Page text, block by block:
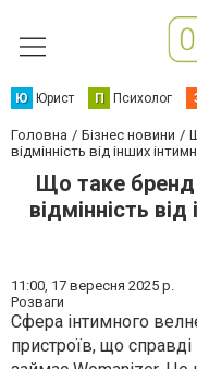
Ю Юрист П Психолог
Головна Бізнес новини
відмінність від інших
Що таке бренд
відмінність
11:00, 17 вересня 2025 р.
Розваги
Сфера інтимного
пристроїв, що